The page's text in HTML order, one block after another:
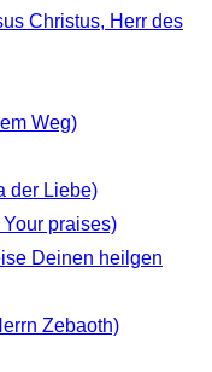
Christus, Herr des
Weg)
der Liebe)
praises)
Deinen heilgen
Zebaoth)